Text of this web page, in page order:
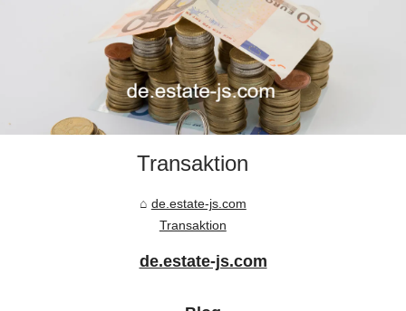
Transaktion
de.estate-js.com
Transaktion
de.estate-js.com